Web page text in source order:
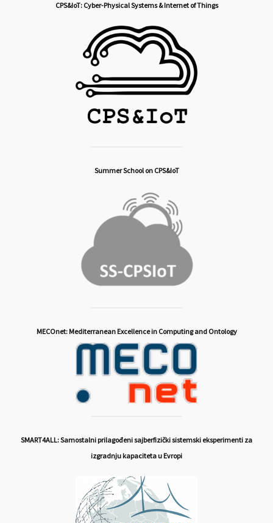
CPS&IoT: Cyber-Physical Systems & Internet of Things
Summer School on CPS&IoT
MECOnet: Mediterranean Excellence in Computing and Ontology
SMART4ALL: Samostalni prilagođeni sajberfizički sistemski eksperimenti za
izgradnju kapaciteta u Evropi